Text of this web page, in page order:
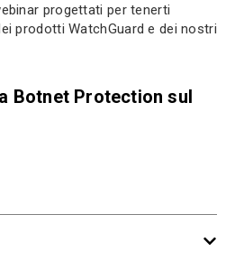
progettati per tenerti
prodotti WatchGuard e dei nostri
Botnet Protection sul